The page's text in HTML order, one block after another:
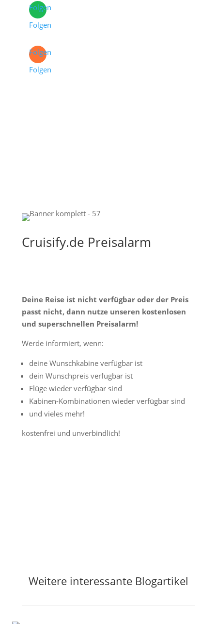
Folgen
Folgen
Folgen
Folgen
Cruisify.de Preisalarm
Deine Reise ist nicht verfügbar oder der Preis
passt nicht, dann nutze unseren kostenlosen
und superschnellen Preisalarm!
Werde informiert, wenn:
deine Wunschkabine verfügbar ist
dein Wunschpreis verfügbar ist
Flüge wieder verfügbar sind
Kabinen-Kombinationen wieder verfügbar sind
und vieles mehr!
kostenfrei und unverbindlich!
Weitere interessante Blogartikel